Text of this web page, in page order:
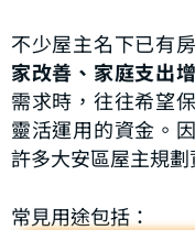
不少屋主名下已有
家改善、家庭支出
需求時，往往希望
靈活運用的資金。
許多大安區屋主規劃
常見用途包括：